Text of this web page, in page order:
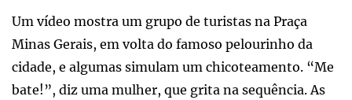
Um vídeo mostra um grupo de turistas na Praça
Minas Gerais, em volta do famoso pelourinho da
cidade, e algumas simulam um chicoteamento. “Me
bate!”, diz uma mulher, que grita na sequência. As